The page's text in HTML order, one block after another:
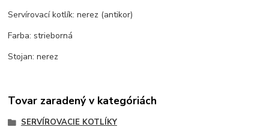
Servírovací kotlík: nerez (antikor)
Farba: strieborná
Stojan: nerez
Tovar zaradený v kategóriách
SERVÍROVACIE KOTLÍKY